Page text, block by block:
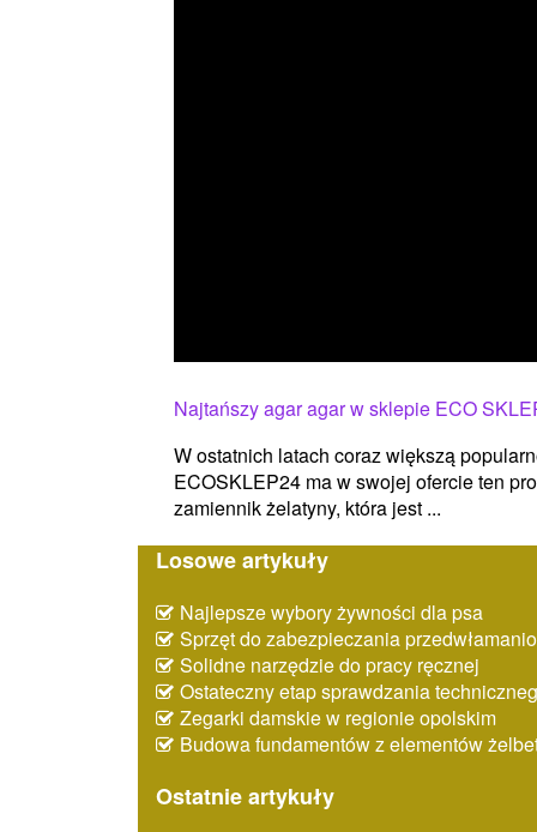
Najtańszy agar agar w sklepie ECO
W ostatnich latach coraz większą
ECOSKLEP24 ma w swojej ofercie ten
zamiennik żelatyny, która jest ...
Losowe artykuły
Najlepsze wybory żywności dla psa
Sprzęt do zabezpieczania
Solidne narzędzie do pracy ręcznej
Ostateczny etap sprawdzania
Zegarki damskie w regionie opolskim
Budowa fundamentów z elementów
Ostatnie artykuły